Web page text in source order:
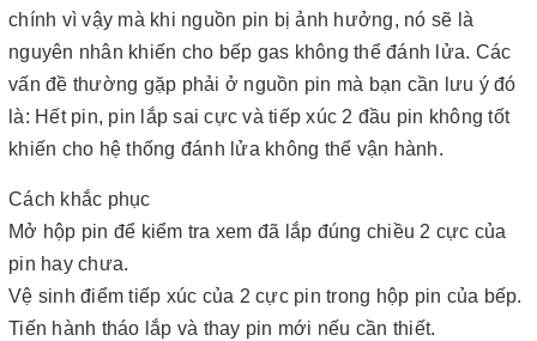
chính vì vậy mà khi nguồn pin bị ảnh hưởng, nó sẽ là
nguyên nhân khiến cho bếp gas không thể đánh lửa. Các
vấn đề thường gặp phải ở nguồn pin mà bạn cần lưu ý đó
là: Hết pin, pin lắp sai cực và tiếp xúc 2 đầu pin không tốt
khiến cho hệ thống đánh lửa không thể vận hành.
Cách khắc phục
Mở hộp pin để kiểm tra xem đã lắp đúng chiều 2 cực của
pin hay chưa.
Vệ sinh điểm tiếp xúc của 2 cực pin trong hộp pin của bếp.
Tiến hành tháo lắp và thay pin mới nếu cần thiết.